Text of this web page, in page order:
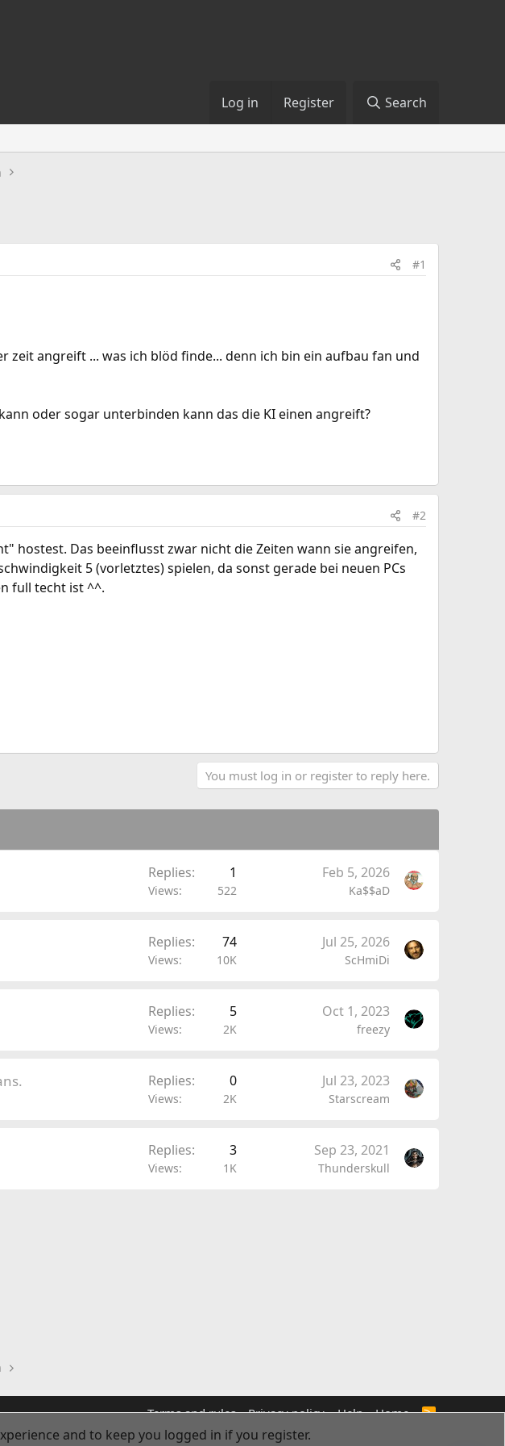
Log in Register Search
#1
angreift ... was ich blöd finde... denn ich bin ein aufbau fan und
oder sogar unterbinden kann das die KI einen angreift?
#2
hostest. Das beeinflusst zwar nicht die Zeiten wann sie angreifen,
5 (vorletztes) spielen, da sonst gerade bei neuen PCs
full techt ist ^^.
You must log in or register to reply here.
Replies 1
Views 522
Feb 5, 2026
Ka$$aD
Replies 74
Views 10K
Jul 25, 2026
ScHmiDi
Replies 5
Views 2K
Oct 1, 2023
freezy
Replies 0
Views 2K
Jul 23, 2023
Starscream
Replies 3
Views 1K
Sep 23, 2021
Thunderskull
Terms and rules Privacy policy Help Home
R
and to keep you logged in if you register.